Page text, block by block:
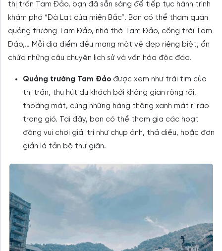
thị trấn Tam Đảo, bạn đã sẵn sàng để tiếp tục hành trình
khám phá “Đà Lạt của miền Bắc”. Bạn có thể tham quan
quảng trường Tam Đảo, nhà thờ Tam Đảo, cổng trời Tam
Đảo,… Mỗi địa điểm đều mang một vẻ đẹp riêng biệt, ẩn
chứa những câu chuyện lịch sử và văn hóa độc đáo.
Quảng trường Tam Đảo được xem như trái tim của
thị trấn, thu hút du khách bởi không gian rộng rãi,
thoáng mát, cùng những hàng thông xanh mát rì rào
trong gió. Tại đây, bạn có thể tham gia các hoạt
động vui chơi giải trí như chụp ảnh, thả diều, hoặc đơn
giản là tản bộ thư giãn.